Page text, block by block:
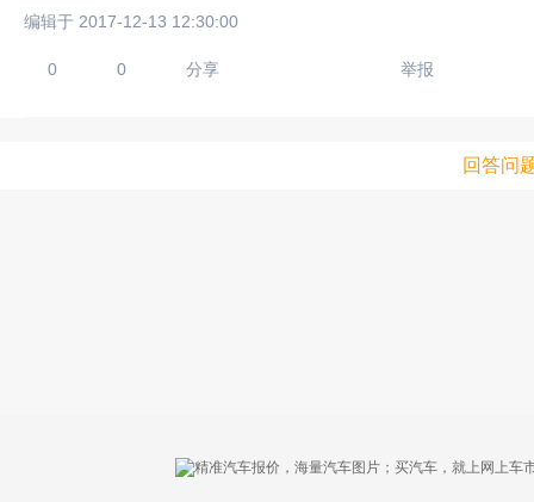
编辑于 2017-12-13 12:30:00
0 0 分享 举报
回答问